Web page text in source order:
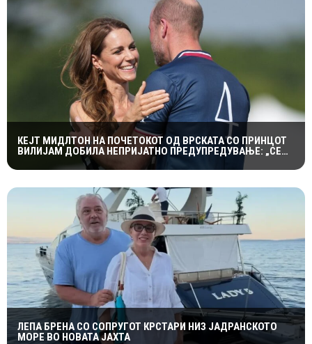
КЕЈТ МИДЛТОН НА ПОЧЕТОКОТ ОД ВРСКАТА СО ПРИНЦОТ
ВИЛИЈАМ ДОБИЛА НЕПРИЈАТНО ПРЕДУПРЕДУВАЊЕ: „СЕ
МАЖИШ ВО ПОГРЕШНО СЕМЕЈСТВО“
ЛЕПА БРЕНА СО СОПРУГОТ КРСТАРИ НИЗ ЈАДРАНСКОТО
МОРЕ ВО НОВАТА ЈАХТА